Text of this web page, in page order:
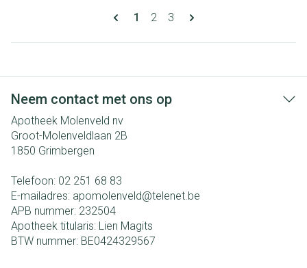
Pagina's
U lees momenteel pagina
1 Pagina
2 Pagina
3
Neem contact met ons op
Apotheek Molenveld nv
Groot-Molenveldlaan 2B
1850 Grimbergen
Telefoon: 02 251 68 83
E-mailadres: apomolenveld@telenet.be
APB nummer: 232504
Apotheek titularis: Lien Magits
BTW nummer: BE0424329567